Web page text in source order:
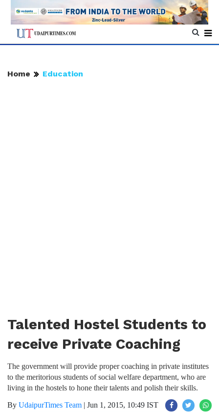
Home Education
Talented Hostel Students to
receive Private Coaching
The government will provide proper coaching in private institutes
to the meritorious students of social welfare department, who are
living in the hostels to hone their talents and polish their skills.
By UdaipurTimes Team | Jun 1, 2015, 10:49 IST